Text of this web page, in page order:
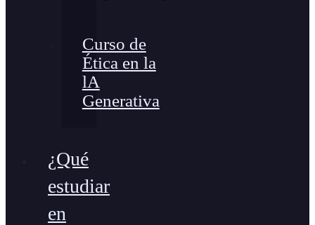
Curso de
Ética en la
lA
Generativa
¿Qué
estudiar
en